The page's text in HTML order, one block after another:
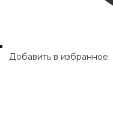
Добавить в избранное